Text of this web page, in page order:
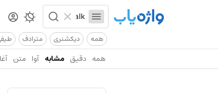
همه دیکشنری مترادف
همه دقیق مشابه آوا متن